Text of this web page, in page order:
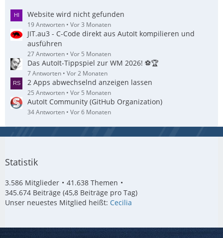
Website wird nicht gefunden
19 Antworten Vor 3 Monaten
JIT.au3 - C-Code direkt aus AutoIt kompilieren und
ausführen
27 Antworten Vor 5 Monaten
Das AutoIt-Tippspiel zur WM 2026! ⚽🏆
7 Antworten Vor 2 Monaten
2 Apps abwechselnd anzeigen lassen
25 Antworten Vor 5 Monaten
AutoIt Community (GitHub Organization)
34 Antworten Vor 6 Monaten
Statistik
3.586 Mitglieder
41.638 Themen
345.674 Beiträge (45,8 Beiträge pro Tag)
Unser neuestes Mitglied heißt: Cecilia